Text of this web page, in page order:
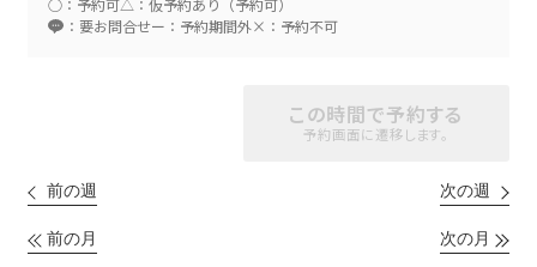
○：予約可△：仮予約あり（予約可）
：要お問合せー：予約期間外×：予約不可
この時間で予約する
予約画面に遷移します。
前の週 次の週
前の月 次の月
3名掛け
形式